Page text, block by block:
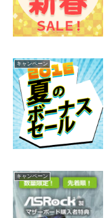
キャンペーン
キャンペーン